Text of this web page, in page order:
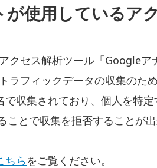
が使用しているア
クセス解析ツール「Googleア
ラフィックデータの収集のた
収集されており、個人を特定
ことで収集を拒否することが
ちらをご覧ください。